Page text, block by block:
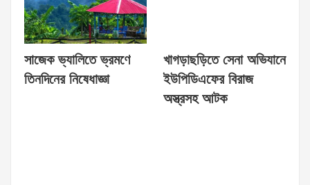
সাজেক ভ্যালিতে ভ্রমণে
তিনদিনের নিষেধাজ্ঞা
খাগড়াছড়িতে সেনা অভিযানে
ইউপিডিএফের বিরাজ
অস্ত্রসহ আটক